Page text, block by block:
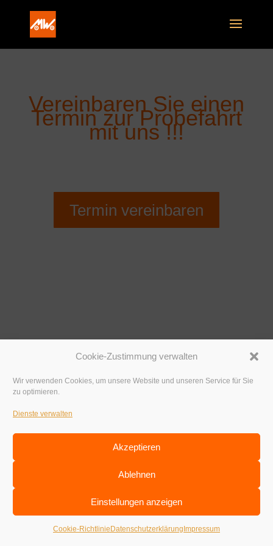
Cookie-Zustimmung verwalten
Wir verwenden Cookies, um unsere Website und unseren Service für Sie
zu optimieren.
Dienste verwalten
Akzeptieren
Ablehnen
Einstellungen anzeigen
Cookie-Richtlinie Datenschutzerklärung Impressum
Vereinbaren Sie einen
Termin zur Probefahrt
mit uns !!!
Termin vereinbaren